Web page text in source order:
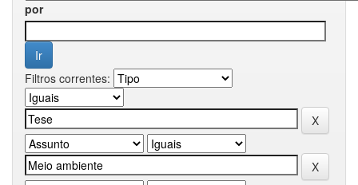
por
Filtros correntes: